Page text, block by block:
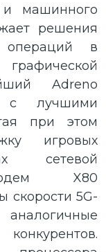
и машинного
решения
операций в
Adreno
с лучшими
при этом
игровых
сетевой
X80
скорости 5G-